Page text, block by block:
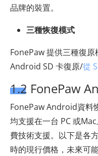
品牌的裝置。
三種恢復模式
FonePaw 提供三種復
Android SD 卡復原/從
1.2 FonePaw
FonePaw Android資料
均支援在一台 PC 或
費技術支援。以下是各
時的現行價格，未來可